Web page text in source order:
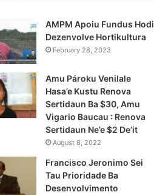
AMPM Apoiu Fundus Hodi
Dezenvolve Hortikultura
February 28, 2023
Amu Pároku Venilale
Hasa’e Kustu Renova
Sertidaun Ba $30, Amu
Vigario Baucau : Renova
Sertidaun Ne’e $2 De’it
August 8, 2022
Francisco Jeronimo Sei
Tau Prioridade Ba
Desenvolvimento